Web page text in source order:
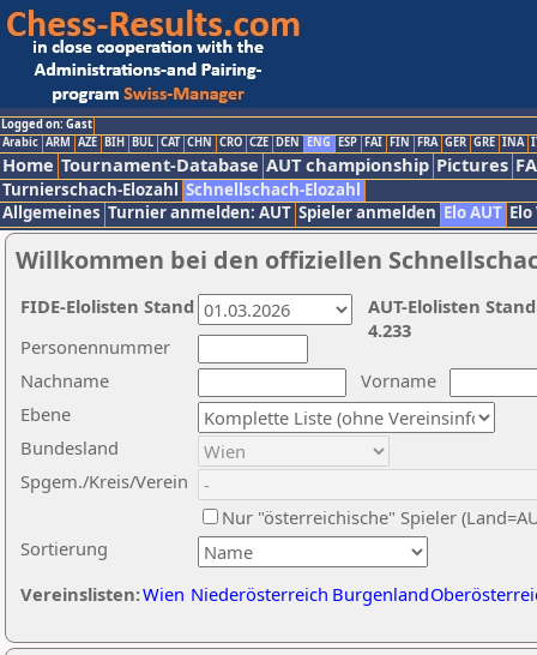
Logged on: Gast
Arabic ARM AZE BIH BUL CAT CHN CRO CZE DEN ENG ESP FAI FIN FRA GER GRE INA
Home Tournament-Database AUT championship Pictures
Turnierschach-Elozahl Schnellschach-Elozahl
Allgemeines Turnier anmelden: AUT Spieler anmelden Elo AUT
Willkommen bei den offiziellen
Nachname
Vorname
Ebene
Sortierung
Personennummer
Bundesland
Spgem./Kreis/Verein
Nur "österreichische" Spieler
Vereinslisten:Wien Niederösterreich Burgenland
AUT-Elolisten
4.233
FIDE-Elolisten Stand